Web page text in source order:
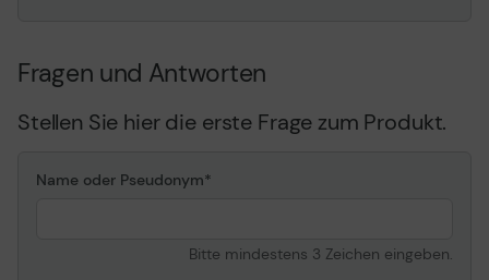
Fragen und Antworten
Stellen Sie hier die erste Frage zum Produkt.
Name oder Pseudonym
Bitte mindestens 3 Zeichen eingeben.